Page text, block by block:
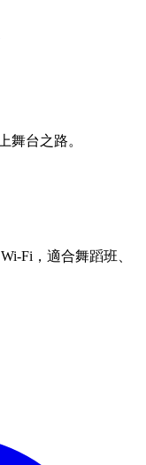
舞台之路。
Fi，適合舞蹈班、